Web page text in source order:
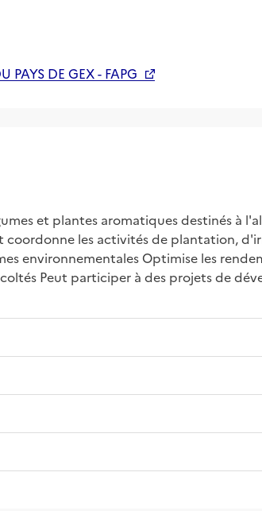
PAYS DE GEX - FAPG
et plantes aromatiques destinés à
coordonne les activités de plantation,
environnementales Optimise les
Peut participer à des projets de